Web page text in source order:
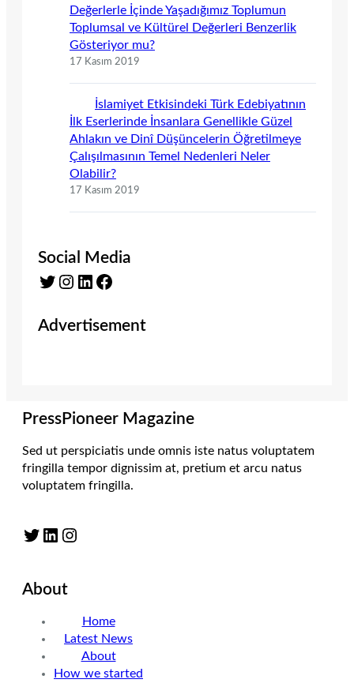
Değerlerle İçinde Yaşadığımız Toplumun
Toplumsal ve Kültürel Değerleri Benzerlik
Gösteriyor mu?
17 Kasım 2019
İslamiyet Etkisindeki Türk Edebiyatının
İlk Eserlerinde İnsanlara Genellikle Güzel
Ahlakın ve Dinî Düşüncelerin Öğretilmeye
Çalışılmasının Temel Nedenleri Neler
Olabilir?
17 Kasım 2019
Social Media
Twitter Instagram LinkedIn Facebook
Advertisement
PressPioneer Magazine
Sed ut perspiciatis unde omnis iste natus voluptatem
fringilla tempor dignissim at, pretium et arcu natus
voluptatem fringilla.
Twitter LinkedIn Instagram
About
Home
Latest News
About
How we started